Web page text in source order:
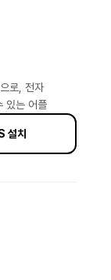
로, 전자
있는 어플
설치